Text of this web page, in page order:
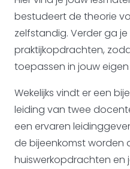
bestudeert de theorie
zelfstandig. Verder ga
praktijkopdrachten,
toepassen in jouw
Wekelijks vindt er een
leiding van twee
een ervaren
de bijeenkomst worden
huiswerkopdrachten en